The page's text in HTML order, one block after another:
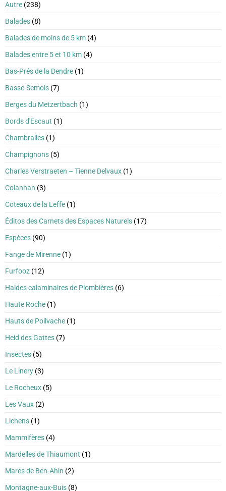
Autre (238)
Balades (8)
Balades de moins de 5 km (4)
Balades entre 5 et 10 km (4)
Bas-Prés de la Dendre (1)
Basse-Semois (7)
Berges du Metzertbach (1)
Bords d'Escaut (1)
Chambralles (1)
Champignons (5)
Charles Verstraeten – Tienne Delvaux (1)
Colanhan (3)
Coteaux de la Leffe (1)
Éditos des Carnets des Espaces Naturels (17)
Espèces (90)
Fange de Mirenne (1)
Furfooz (12)
Haldes calaminaires de Plombières (6)
Haute Roche (1)
Hauts de Poilvache (1)
Heid des Gattes (7)
Insectes (5)
Le Linery (3)
Le Rocheux (5)
Les Vaux (2)
Lichens (1)
Mammifères (4)
Mardelles de Thiaumont (1)
Mares de Ben-Ahin (2)
Montagne-aux-Buis (8)